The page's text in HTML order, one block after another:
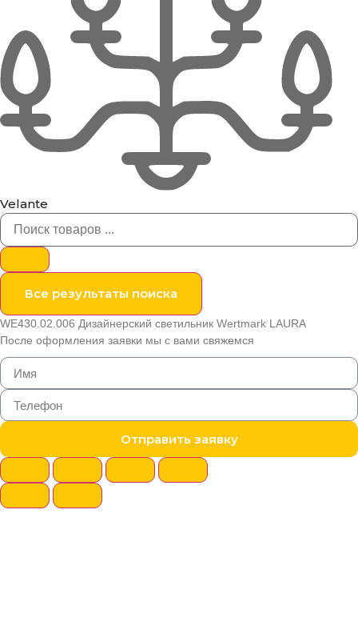
Velante
Все результаты поиска
WE430.02.006 Дизайнерский светильник Wertmark LAURA
После оформления заявки мы с вами свяжемся
Отправить заявку